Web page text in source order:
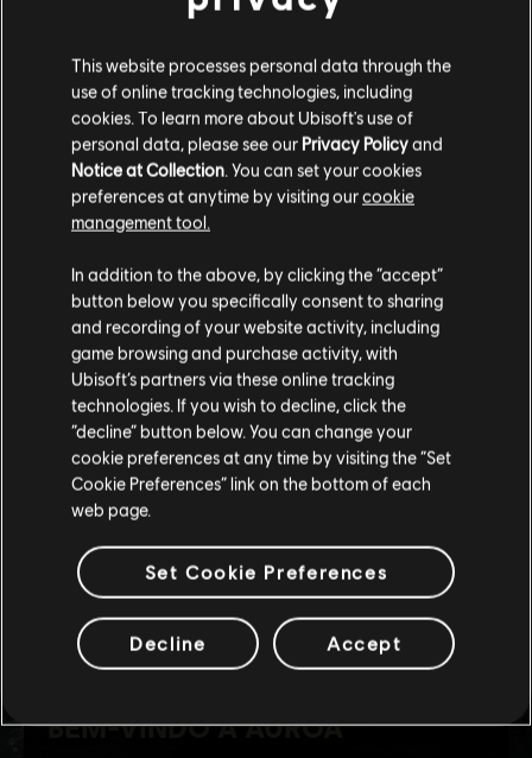
Parece que você está no paísUnited States
Visite nossa Store local para fazer sua compra.
Fique na Store atual
Mudar para a loja do país Portugal
This website processes personal data through the
use of online tracking technologies, including
cookies. To learn more about Ubisoft's use of
personal data, please see our Privacy Policyand
Notice at Collection . You can set your cookies
preferences at anytime by visiting ourcookie
management tool.
In addition to the above, by clicking the “accept”
button below you specifically consent to sharing
and recording of your website activity, including
game browsing and purchase activity, with
Ubisoft’s partners via these online tracking
technologies. If you wish to decline, click the
“decline” button below. You can change your
cookie preferences at any time by visiting the “Set
Cookie Preferences” link on the bottom of each
web page.
Set Cookie Preferences
Decline Accept